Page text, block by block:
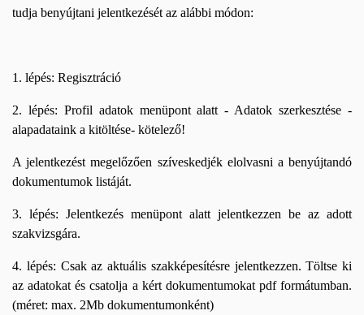
tudja benyújtani jelentkezését az alábbi módon:
1. lépés: Regisztráció
2. lépés: Profil adatok menüpont alatt - Adatok szerkesztése -
alapadataink a kitöltése- kötelező!
A jelentkezést megelőzően szíveskedjék elolvasni a benyújtandó
dokumentumok listáját.
3. lépés: Jelentkezés menüpont alatt jelentkezzen be az adott
szakvizsgára.
4. lépés: Csak az aktuális szakképesítésre jelentkezzen. Töltse ki
az adatokat és csatolja a kért dokumentumokat pdf formátumban.
(méret: max. 2Mb dokumentumonként)